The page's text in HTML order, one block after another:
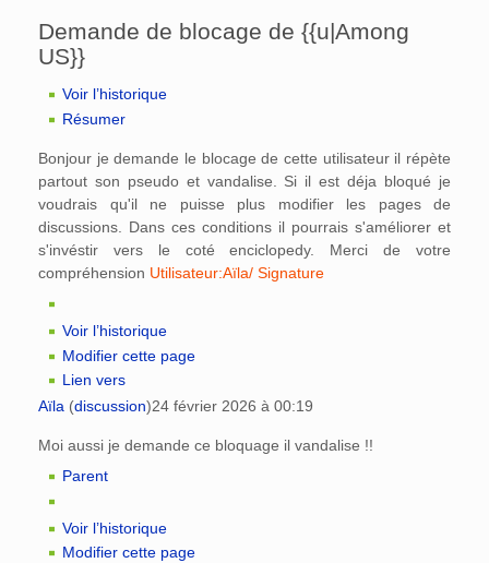
Demande de blocage de {{u|Among
US}}
Voir l’historique
Résumer
Bonjour je demande le blocage de cette utilisateur il répète
partout son pseudo et vandalise. Si il est déja bloqué je
voudrais qu'il ne puisse plus modifier les pages de
discussions. Dans ces conditions il pourrais s'améliorer et
s'invéstir vers le coté enciclopedy. Merci de votre
compréhension Utilisateur:Aïla/ Signature
Voir l’historique
Modifier cette page
Lien vers
Aïla (discussion)24 février 2026 à 00:19
Moi aussi je demande ce bloquage il vandalise !!
Parent
Voir l’historique
Modifier cette page